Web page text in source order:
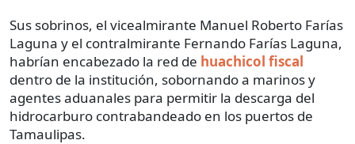
Sus sobrinos, el vicealmirante Manuel Roberto Farías
Laguna y el contralmirante Fernando Farías Laguna,
habrían encabezado la red de huachicol fiscal
dentro de la institución, sobornando a marinos y
agentes aduanales para permitir la descarga del
hidrocarburo contrabandeado en los puertos de
Tamaulipas.